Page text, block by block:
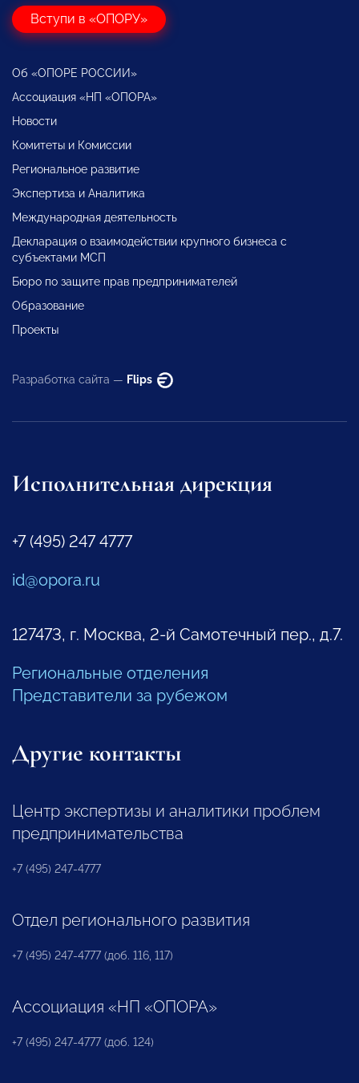
Вступи в «ОПОРУ»
Об «ОПОРЕ РОССИИ»
Ассоциация «НП «ОПОРА»
Новости
Комитеты и Комиссии
Региональное развитие
Экспертиза и Аналитика
Международная деятельность
Декларация о взаимодействии крупного бизнеса с
субъектами МСП
Бюро по защите прав предпринимателей
Образование
Проекты
Разработка сайта — Flips
Исполнительная дирекция
+7 (495) 247 4777
id@opora.ru
127473, г. Москва, 2-й Самотечный пер., д.7.
Региональные отделения
Представители за рубежом
Другие контакты
Центр экспертизы и аналитики проблем
предпринимательства
+7 (495) 247-4777
Отдел регионального развития
+7 (495) 247-4777 (доб. 116, 117)
Ассоциация «НП «ОПОРА»
+7 (495) 247-4777 (доб. 124)